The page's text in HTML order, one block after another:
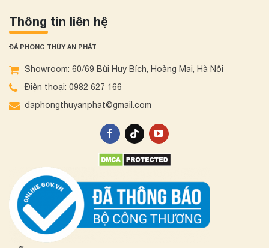
Thông tin liên hệ
ĐÁ PHONG THỦY AN PHÁT
Showroom: 60/69 Bùi Huy Bích, Hoàng Mai, Hà Nội
Điện thoại: 0982 627 166
daphongthuyanphat@gmail.com